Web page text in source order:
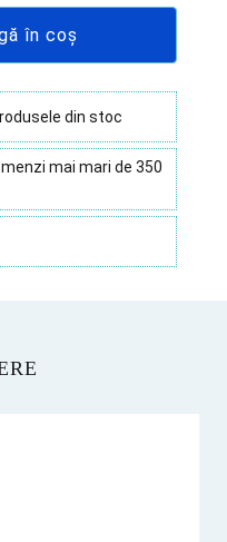
în coș
din stoc
mai mari de 350